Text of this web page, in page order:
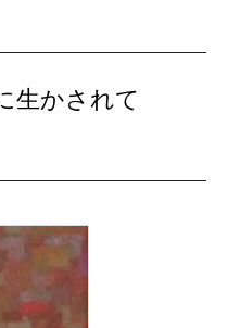
生かされて